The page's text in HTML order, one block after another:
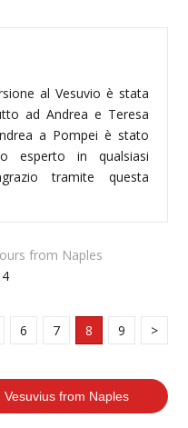
al Vesuvio è stata
ad Andrea e Teresa
a Pompei è stato
esperto in qualsiasi
tramite questa
from Naples
6 7 8 9 >
from Naples